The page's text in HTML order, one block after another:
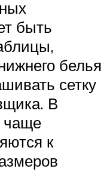
быть
белья
сетку
В
чаще
к